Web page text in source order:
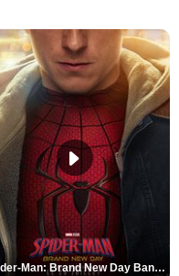
Spider-Man: Brand New Day Bande-annonce VO STFR